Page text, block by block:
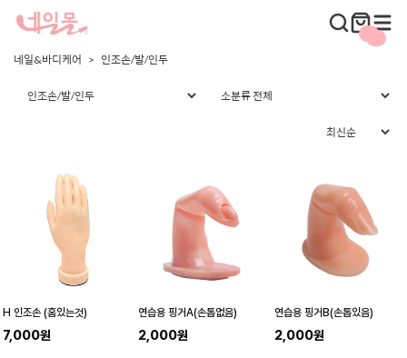
네일&바디케어 인조손/발/인두
H 인조손 (홈있는것)
7,000원
연습용 핑거A(손톱없음)
2,000원
연습용 핑거B(손톱있음)
2,000원